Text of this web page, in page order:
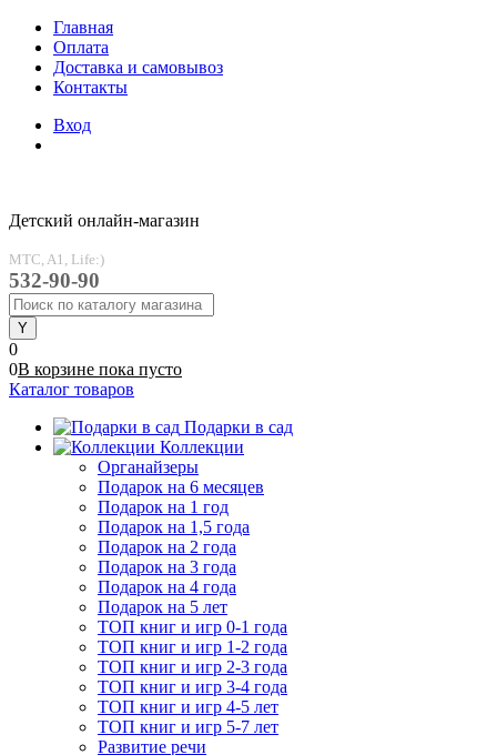
Главная
Оплата
Доставка и самовывоз
Контакты
Вход
Детский онлайн-магазин
MTC, A1, Life:)
532-90-90
0
0В корзине пока пусто
Каталог товаров
Подарки в сад
Коллекции
Органайзеры
Подарок на 6 месяцев
Подарок на 1 год
Подарок на 1,5 года
Подарок на 2 года
Подарок на 3 года
Подарок на 4 года
Подарок на 5 лет
ТОП книг и игр 0-1 года
ТОП книг и игр 1-2 года
ТОП книг и игр 2-3 года
ТОП книг и игр 3-4 года
ТОП книг и игр 4-5 лет
ТОП книг и игр 5-7 лет
Развитие речи